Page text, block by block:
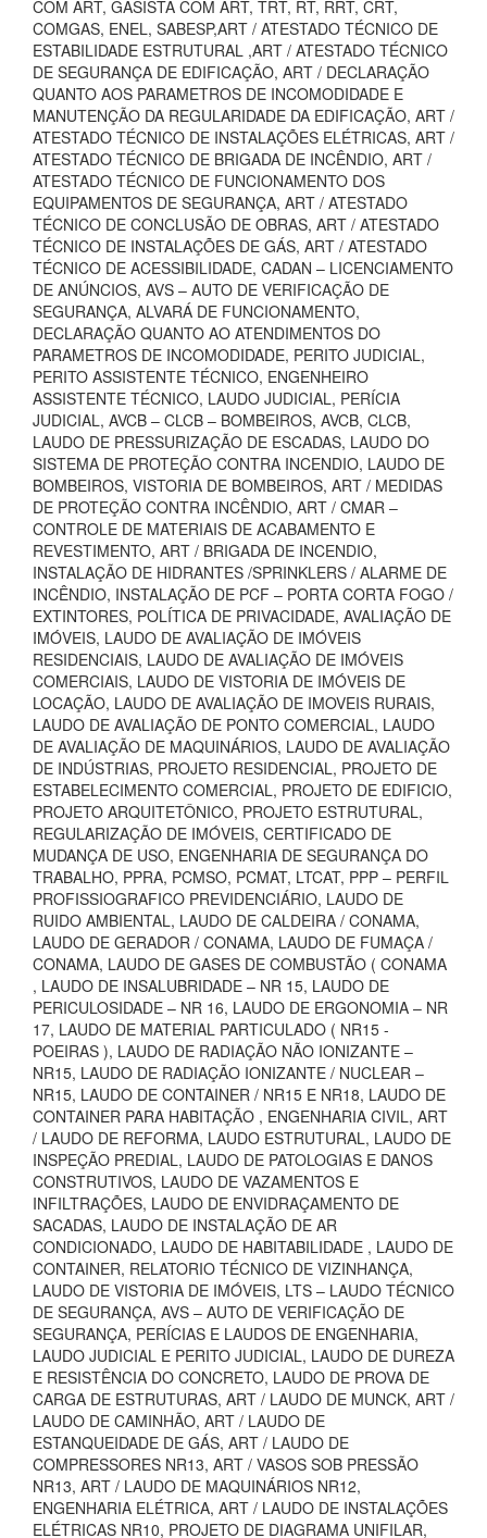
COM ART, GASISTA COM ART, TRT, RT, RRT, CRT,
COMGAS, ENEL, SABESP,ART / ATESTADO TÉCNICO DE
ESTABILIDADE ESTRUTURAL ,ART / ATESTADO TÉCNICO
DE SEGURANÇA DE EDIFICAÇÃO, ART / DECLARAÇÃO
QUANTO AOS PARAMETROS DE INCOMODIDADE E
MANUTENÇÃO DA REGULARIDADE DA EDIFICAÇÃO, ART /
ATESTADO TÉCNICO DE INSTALAÇÕES ELÉTRICAS, ART /
ATESTADO TÉCNICO DE BRIGADA DE INCÊNDIO, ART /
ATESTADO TÉCNICO DE FUNCIONAMENTO DOS
EQUIPAMENTOS DE SEGURANÇA, ART / ATESTADO
TÉCNICO DE CONCLUSÃO DE OBRAS, ART / ATESTADO
TÉCNICO DE INSTALAÇÕES DE GÁS, ART / ATESTADO
TÉCNICO DE ACESSIBILIDADE, CADAN – LICENCIAMENTO
DE ANÚNCIOS, AVS – AUTO DE VERIFICAÇÃO DE
SEGURANÇA, ALVARÁ DE FUNCIONAMENTO,
DECLARAÇÃO QUANTO AO ATENDIMENTOS DO
PARAMETROS DE INCOMODIDADE, PERITO JUDICIAL,
PERITO ASSISTENTE TÉCNICO, ENGENHEIRO
ASSISTENTE TÉCNICO, LAUDO JUDICIAL, PERÍCIA
JUDICIAL, AVCB – CLCB – BOMBEIROS, AVCB, CLCB,
LAUDO DE PRESSURIZAÇÃO DE ESCADAS, LAUDO DO
SISTEMA DE PROTEÇÃO CONTRA INCENDIO, LAUDO DE
BOMBEIROS, VISTORIA DE BOMBEIROS, ART / MEDIDAS
DE PROTEÇÃO CONTRA INCÊNDIO, ART / CMAR –
CONTROLE DE MATERIAIS DE ACABAMENTO E
REVESTIMENTO, ART / BRIGADA DE INCENDIO,
INSTALAÇÃO DE HIDRANTES /SPRINKLERS / ALARME DE
INCÊNDIO, INSTALAÇÃO DE PCF – PORTA CORTA FOGO /
EXTINTORES, POLÍTICA DE PRIVACIDADE, AVALIAÇÃO DE
IMÓVEIS, LAUDO DE AVALIAÇÃO DE IMÓVEIS
RESIDENCIAIS, LAUDO DE AVALIAÇÃO DE IMÓVEIS
COMERCIAIS, LAUDO DE VISTORIA DE IMÓVEIS DE
LOCAÇÃO, LAUDO DE AVALIAÇÃO DE IMOVEIS RURAIS,
LAUDO DE AVALIAÇÃO DE PONTO COMERCIAL, LAUDO
DE AVALIAÇÃO DE MAQUINÁRIOS, LAUDO DE AVALIAÇÃO
DE INDÚSTRIAS, PROJETO RESIDENCIAL, PROJETO DE
ESTABELECIMENTO COMERCIAL, PROJETO DE EDIFICIO,
PROJETO ARQUITETÔNICO, PROJETO ESTRUTURAL,
REGULARIZAÇÃO DE IMÓVEIS, CERTIFICADO DE
MUDANÇA DE USO, ENGENHARIA DE SEGURANÇA DO
TRABALHO, PPRA, PCMSO, PCMAT, LTCAT, PPP – PERFIL
PROFISSIOGRAFICO PREVIDENCIÁRIO, LAUDO DE
RUIDO AMBIENTAL, LAUDO DE CALDEIRA / CONAMA,
LAUDO DE GERADOR / CONAMA, LAUDO DE FUMAÇA /
CONAMA, LAUDO DE GASES DE COMBUSTÃO ( CONAMA
, LAUDO DE INSALUBRIDADE – NR 15, LAUDO DE
PERICULOSIDADE – NR 16, LAUDO DE ERGONOMIA – NR
17, LAUDO DE MATERIAL PARTICULADO ( NR15 -
POEIRAS ), LAUDO DE RADIAÇÃO NÃO IONIZANTE –
NR15, LAUDO DE RADIAÇÃO IONIZANTE / NUCLEAR –
NR15, LAUDO DE CONTAINER / NR15 E NR18, LAUDO DE
CONTAINER PARA HABITAÇÃO , ENGENHARIA CIVIL, ART
/ LAUDO DE REFORMA, LAUDO ESTRUTURAL, LAUDO DE
INSPEÇÃO PREDIAL, LAUDO DE PATOLOGIAS E DANOS
CONSTRUTIVOS, LAUDO DE VAZAMENTOS E
INFILTRAÇÕES, LAUDO DE ENVIDRAÇAMENTO DE
SACADAS, LAUDO DE INSTALAÇÃO DE AR
CONDICIONADO, LAUDO DE HABITABILIDADE , LAUDO DE
CONTAINER, RELATORIO TÉCNICO DE VIZINHANÇA,
LAUDO DE VISTORIA DE IMÓVEIS, LTS – LAUDO TÉCNICO
DE SEGURANÇA, AVS – AUTO DE VERIFICAÇÃO DE
SEGURANÇA, PERÍCIAS E LAUDOS DE ENGENHARIA,
LAUDO JUDICIAL E PERITO JUDICIAL, LAUDO DE DUREZA
E RESISTÊNCIA DO CONCRETO, LAUDO DE PROVA DE
CARGA DE ESTRUTURAS, ART / LAUDO DE MUNCK, ART /
LAUDO DE CAMINHÃO, ART / LAUDO DE
ESTANQUEIDADE DE GÁS, ART / LAUDO DE
COMPRESSORES NR13, ART / VASOS SOB PRESSÃO
NR13, ART / LAUDO DE MAQUINÁRIOS NR12,
ENGENHARIA ELÉTRICA, ART / LAUDO DE INSTALAÇÕES
ELÉTRICAS NR10, PROJETO DE DIAGRAMA UNIFILAR,